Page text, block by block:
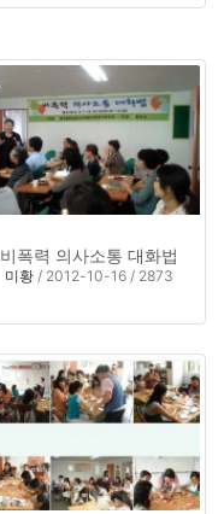
비폭력 의사소통 대화법
미황 / 2012-10-16 / 2873